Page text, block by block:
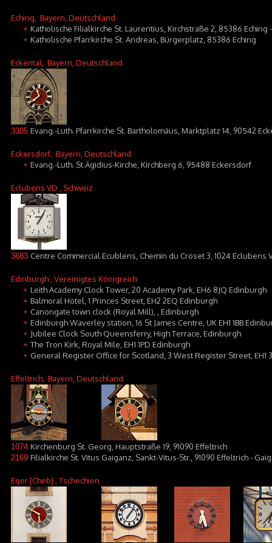
Eching , Bayern, Deutschland
+ Katholische Filialkirche St. Laurentius, Kirchstraße 2, 85386
+ Katholische Pfarrkirche St. Andreas, Bürgerplatz, 85386 Eching
Eckental , Bayern, Deutschland
3305 Evang.-Luth. Pfarrkirche St. Bartholomäus, Marktplatz 14, 90542
Eckersdorf , Bayern, Deutschland
+ Evang.-Luth. St.Ägidius-Kirche, Kirchberg 6, 95488 Eckersdorf
Eclubens VD , Schweiz
3683 Centre Commercial Ecublens, Chemin du Croset 3, 1024 Eclubens
Edinburgh , Vereinigtes Königreich
+ Leith Academy Clock Tower, 20 Academy Park, EH6 8JQ Edinburgh
+ Balmoral Hotel, 1 Princes Street, EH2 2EQ Edinburgh
+ Canongate town clock (Royal Mill), , Edinburgh
+ Edinburgh Waverley station, 16 St James Centre, UK EH1 1BB
+ Jubilee Clock South Queensferry, High Terrace, Edinburgh
+ The Tron Kirk, Royal Mile, EH1 1PD Edinburgh
+ General Register Office for Scotland, 3 West Register Street, EH1
Effeltrich , Bayern, Deutschland
1074 Kirchenburg St. Georg, Hauptstraße 19, 91090 Effeltrich
2169 Filialkirche St. Vitus Gaiganz, Sankt-Vitus-Str., 91090 Effeltrich -
Eger [Cheb] , Tschechien